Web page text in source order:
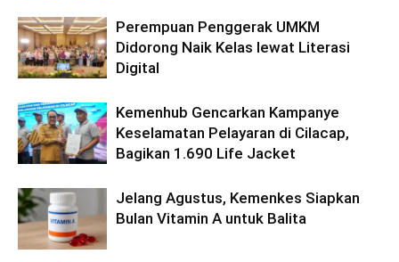
Perempuan Penggerak UMKM
Didorong Naik Kelas lewat Literasi
Digital
Kemenhub Gencarkan Kampanye
Keselamatan Pelayaran di Cilacap,
Bagikan 1.690 Life Jacket
Jelang Agustus, Kemenkes Siapkan
Bulan Vitamin A untuk Balita